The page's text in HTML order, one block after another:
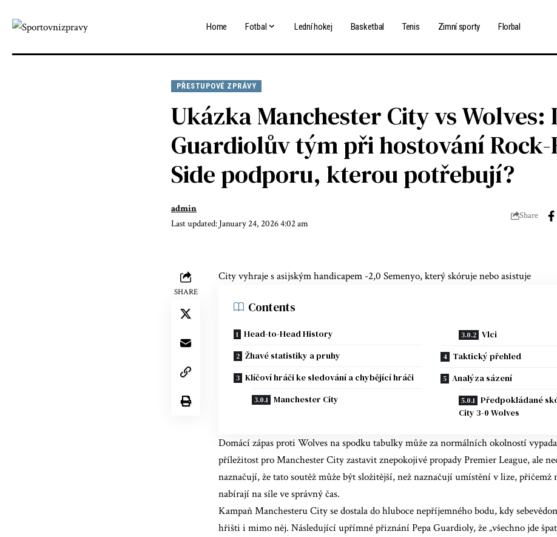
Home Fotbal Lední hokej Basketbal Tenis Zimní sporty Florbal
PŘESTUPOVÉ ZPRÁVY
Ukázka Manchester City vs Wolves:
Guardiolův tým při hostování
Side podporu, kterou potřebují?
Last updated: January 24, 2026 4:02 am
admin
Share
SHARE
City vyhraje s asijským handicapem -2,0 Semenyo, který skóruje nebo asistuje
Contents
Head-to-Head History
Žhavé statistiky a pruhy
Klíčoví hráči ke sledování a chybějící hráči
Manchester City
Vlci
Taktický přehled
Analýza sázení
Předpokládané
City 3-0 Wolves
Domácí zápas proti Wolves na spodku tabulky může za normálních okolností
příležitost pro Manchester City zastavit znepokojivé propady Premier League, ale
naznačují, že tato soutěž může být složitější, než naznačují umístění v lize, přičemž
nabírají na síle ve správný čas.
Kampaň Manchesteru City se dostala do hluboce nepříjemného bodu, kdy
hřišti i mimo něj. Následující upřímné přiznání Pepa Guardioly, že „všechno jde